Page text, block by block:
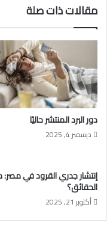
مقالات ذات صلة
دور البرد المنتشر حاليًا
ديسمبر 4, 2025
إنتشار جدري القرود في
الحقائق؟
أكتوبر 21, 2025